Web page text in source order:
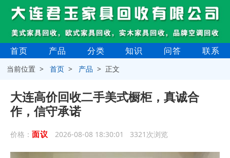
首页 产品 分类 知识 问答 联系
当前位置 >首页 > 产品 > 正文
大连高价回收二手美式橱柜，真诚合
作，信守承诺
价格： 面议 2026-08-08 18:30:01 3321次浏览